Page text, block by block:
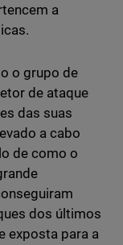
a
o grupo de
de ataque
das suas
levado a cabo
de como o
dos últimos
exposta para a